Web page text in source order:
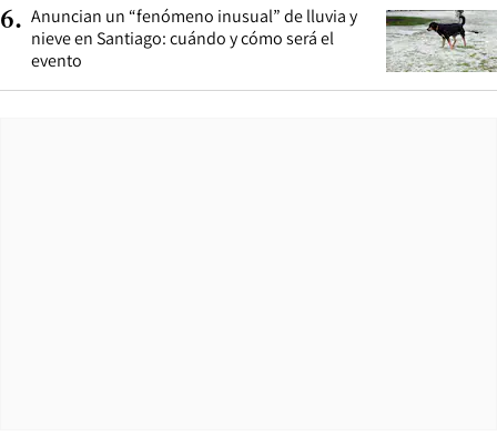
6. Anuncian un “fenómeno inusual” de lluvia y
nieve en Santiago: cuándo y cómo será el
evento